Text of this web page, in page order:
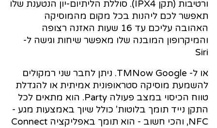
ורטיבות (תקן IPX4). סוללת הליתיום-יון הנטענת שלו
תאפשר לכם ליהנות בכל מקום מהמוסיקה
האהובה עליכם עד 16 שעות האזנה רצופה
והמיקרופון המובנה שלו מאפשר שיחות וגישה ל-
Siri
או ל- TMNow Google. ניתן לחבר שני רמקולים
להשמעת מוסיקה סטראופונית אמיתית או להגדלת
טווח הכיסוי במצב פעולה Party. הוא מתאים לכל
התקן נייד תומך בלוטות' כולל שיוך באמצעות מגע -
NFC, והכי חשוב - הוא תומך באפליקציה Connect